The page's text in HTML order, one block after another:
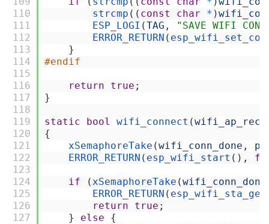
110
111
112
113
114
115
116
117
118
119
120
121
122
123
124
125
126
127
strcmp ( ( const char * )
ESP_LOGI (TAG ,
"SAVE WIFI
ERROR_RETURN (
}
#endif
return true ;
}
static bool wifi_connect (
{
xSemaphoreTake (wifi_conn_done ,
ERROR_RETURN ( esp_wifi_start ( ) ,
if (xSemaphoreTake (wifi_conn_done
ERROR_RETURN (
return
true ;
}
else
{